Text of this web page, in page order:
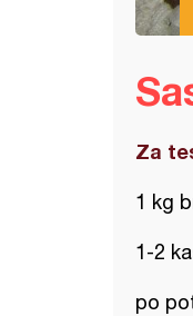
Za
1 kg
1-2
po